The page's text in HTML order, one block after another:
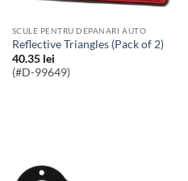
SCULE PENTRU DEPANARI AUTO
Reflective Triangles (Pack of 2)
40.35 lei
(#D-99649)